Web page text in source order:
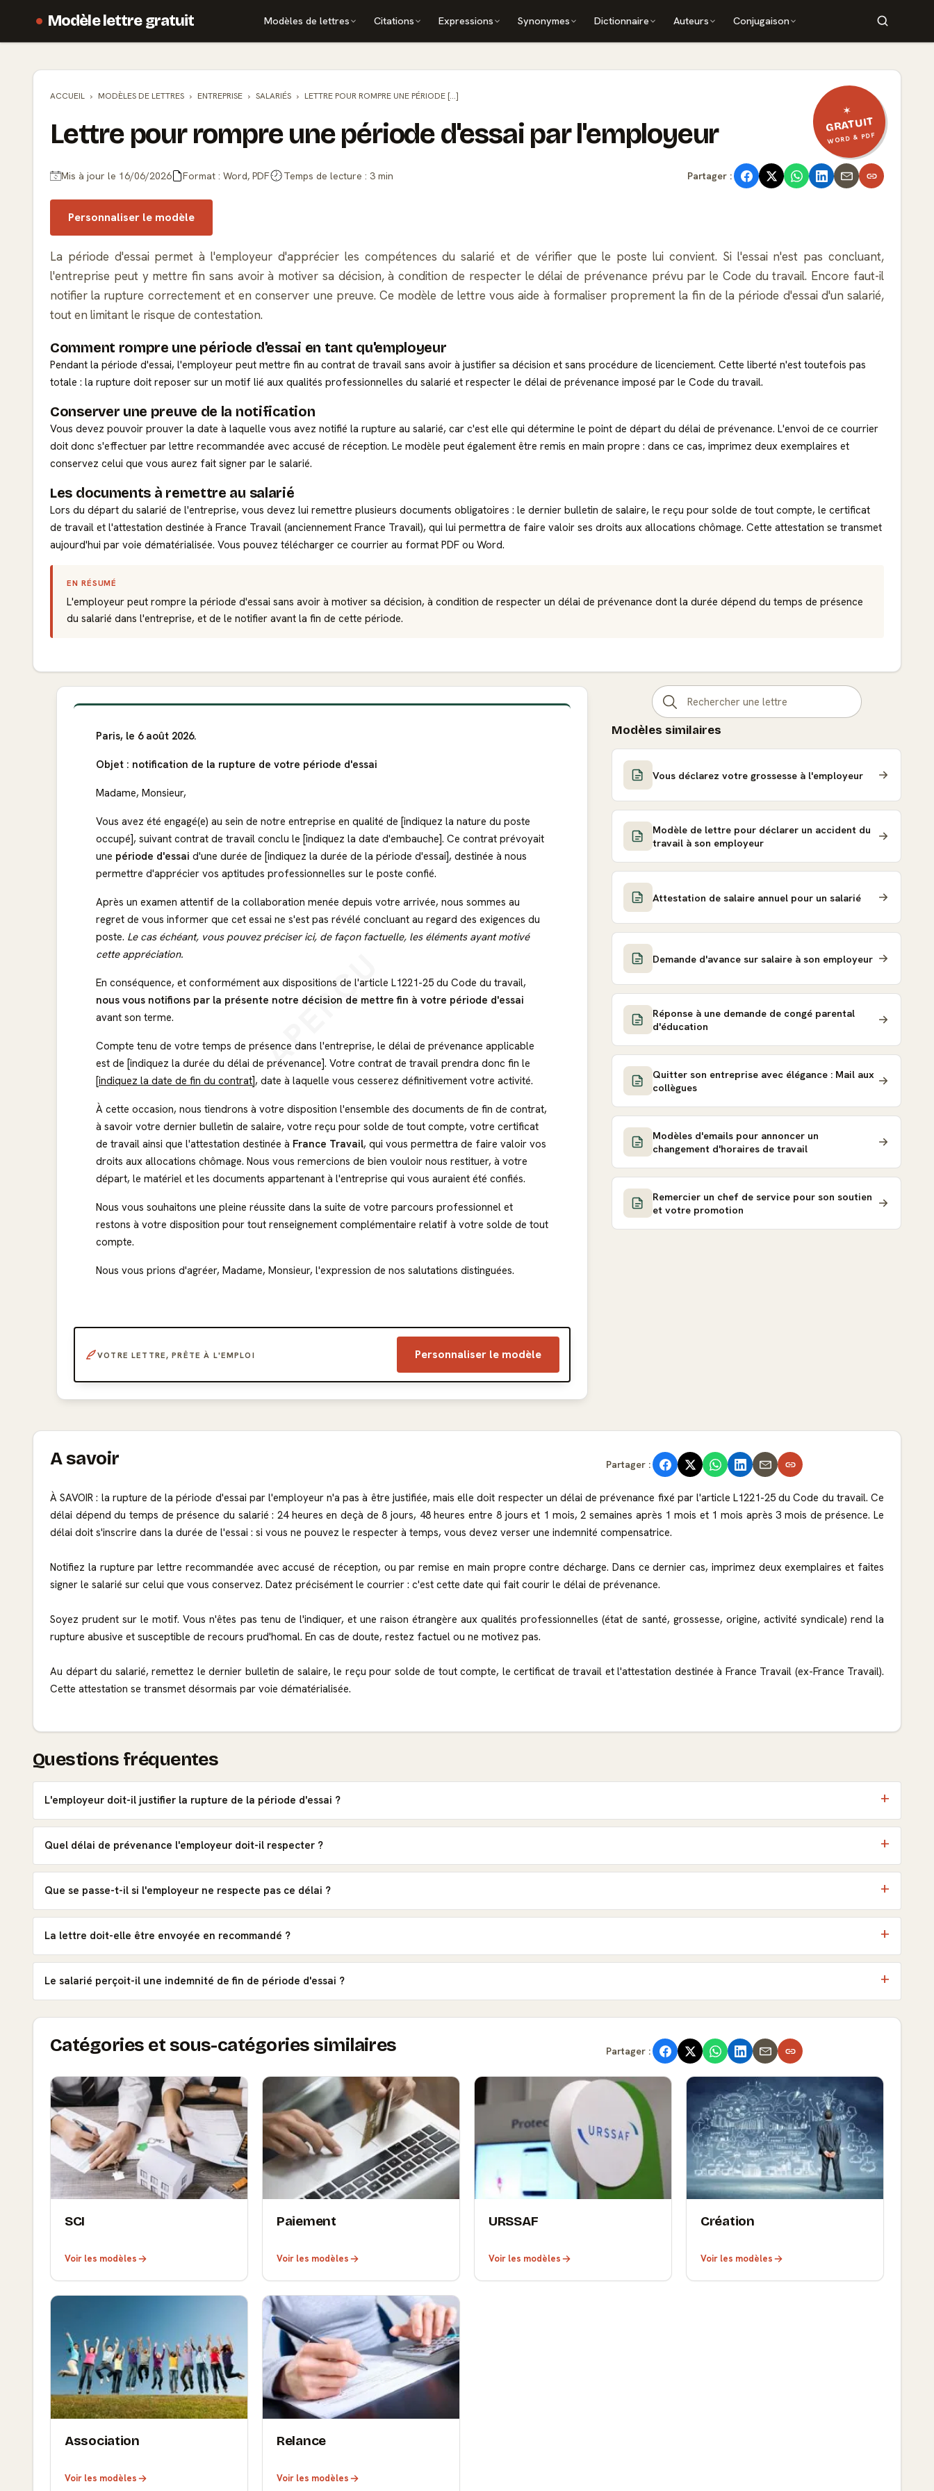
Modèle lettre gratuit Modèles de lettres Citations Expressions Synonymes Dictionnaire Auteurs Conjugaison
✶
GRATUIT
WORD & PDF
ACCUEIL MODÈLES DE LETTRES ENTREPRISE SALARIÉS LETTRE POUR ROMPRE UNE PÉRIODE [...]
Lettre pour rompre une période d'essai par l'employeur
Mis à jour le 16/06/2026 Format : Word, PDF Temps de lecture : 3 min Partager :
Personnaliser le modèle
La période d'essai permet à l'employeur d'apprécier les compétences du salarié et de vérifier que le poste lui convient. Si l'essai n'est pas concluant,
l'entreprise peut y mettre fin sans avoir à motiver sa décision, à condition de respecter le délai de prévenance prévu par le Code du travail. Encore faut-il
notifier la rupture correctement et en conserver une preuve. Ce modèle de lettre vous aide à formaliser proprement la fin de la période d'essai d'un salarié,
tout en limitant le risque de contestation.
Comment rompre une période d'essai en tant qu'employeur
Pendant la période d'essai, l'employeur peut mettre fin au contrat de travail sans avoir à justifier sa décision et sans procédure de licenciement. Cette liberté n'est toutefois pas
totale : la rupture doit reposer sur un motif lié aux qualités professionnelles du salarié et respecter le délai de prévenance imposé par le Code du travail.
Conserver une preuve de la notification
Vous devez pouvoir prouver la date à laquelle vous avez notifié la rupture au salarié, car c'est elle qui détermine le point de départ du délai de prévenance. L'envoi de ce courrier
doit donc s'effectuer par lettre recommandée avec accusé de réception. Le modèle peut également être remis en main propre : dans ce cas, imprimez deux exemplaires et
conservez celui que vous aurez fait signer par le salarié.
Les documents à remettre au salarié
Lors du départ du salarié de l'entreprise, vous devez lui remettre plusieurs documents obligatoires : le dernier bulletin de salaire, le reçu pour solde de tout compte, le certificat
de travail et l'attestation destinée à France Travail (anciennement France Travail), qui lui permettra de faire valoir ses droits aux allocations chômage. Cette attestation se transmet
aujourd'hui par voie dématérialisée. Vous pouvez télécharger ce courrier au format PDF ou Word.
EN RÉSUMÉ
L'employeur peut rompre la période d'essai sans avoir à motiver sa décision, à condition de respecter un délai de prévenance dont la durée dépend du temps de présence
du salarié dans l'entreprise, et de le notifier avant la fin de cette période.
APERÇU
Paris, le 6 août 2026.
Objet : notification de la rupture de votre période d'essai
Madame, Monsieur,
Vous avez été engagé(e) au sein de notre entreprise en qualité de [indiquez la nature du poste
occupé], suivant contrat de travail conclu le [indiquez la date d'embauche]. Ce contrat prévoyait
une période d'essai d'une durée de [indiquez la durée de la période d'essai], destinée à nous
permettre d'apprécier vos aptitudes professionnelles sur le poste confié.
Après un examen attentif de la collaboration menée depuis votre arrivée, nous sommes au
regret de vous informer que cet essai ne s'est pas révélé concluant au regard des exigences du
poste. Le cas échéant, vous pouvez préciser ici, de façon factuelle, les éléments ayant motivé
cette appréciation.
En conséquence, et conformément aux dispositions de l'article L1221-25 du Code du travail,
nous vous notifions par la présente notre décision de mettre fin à votre période d'essai
avant son terme.
Compte tenu de votre temps de présence dans l'entreprise, le délai de prévenance applicable
est de [indiquez la durée du délai de prévenance]. Votre contrat de travail prendra donc fin le
[indiquez la date de fin du contrat], date à laquelle vous cesserez définitivement votre activité.
À cette occasion, nous tiendrons à votre disposition l'ensemble des documents de fin de contrat,
à savoir votre dernier bulletin de salaire, votre reçu pour solde de tout compte, votre certificat
de travail ainsi que l'attestation destinée à France Travail, qui vous permettra de faire valoir vos
droits aux allocations chômage. Nous vous remercions de bien vouloir nous restituer, à votre
départ, le matériel et les documents appartenant à l'entreprise qui vous auraient été confiés.
Nous vous souhaitons une pleine réussite dans la suite de votre parcours professionnel et
restons à votre disposition pour tout renseignement complémentaire relatif à votre solde de tout
compte.
Nous vous prions d'agréer, Madame, Monsieur, l'expression de nos salutations distinguées.
VOTRE LETTRE, PRÊTE À L'EMPLOI Personnaliser le modèle
Modèles similaires
Vous déclarez votre grossesse à l'employeur
Modèle de lettre pour déclarer un accident du
travail à son employeur
Attestation de salaire annuel pour un salarié
Demande d'avance sur salaire à son employeur
Réponse à une demande de congé parental
d'éducation
Quitter son entreprise avec élégance : Mail aux
collègues
Modèles d'emails pour annoncer un
changement d'horaires de travail
Remercier un chef de service pour son soutien
et votre promotion
A savoir Partager :
À SAVOIR : la rupture de la période d'essai par l'employeur n'a pas à être justifiée, mais elle doit respecter un délai de prévenance fixé par l'article L1221-25 du Code du travail. Ce
délai dépend du temps de présence du salarié : 24 heures en deçà de 8 jours, 48 heures entre 8 jours et 1 mois, 2 semaines après 1 mois et 1 mois après 3 mois de présence. Le
délai doit s'inscrire dans la durée de l'essai : si vous ne pouvez le respecter à temps, vous devez verser une indemnité compensatrice.
Notifiez la rupture par lettre recommandée avec accusé de réception, ou par remise en main propre contre décharge. Dans ce dernier cas, imprimez deux exemplaires et faites
signer le salarié sur celui que vous conservez. Datez précisément le courrier : c'est cette date qui fait courir le délai de prévenance.
Soyez prudent sur le motif. Vous n'êtes pas tenu de l'indiquer, et une raison étrangère aux qualités professionnelles (état de santé, grossesse, origine, activité syndicale) rend la
rupture abusive et susceptible de recours prud'homal. En cas de doute, restez factuel ou ne motivez pas.
Au départ du salarié, remettez le dernier bulletin de salaire, le reçu pour solde de tout compte, le certificat de travail et l'attestation destinée à France Travail (ex-France Travail).
Cette attestation se transmet désormais par voie dématérialisée.
Questions fréquentes
L'employeur doit-il justifier la rupture de la période d'essai ?
Quel délai de prévenance l'employeur doit-il respecter ?
Que se passe-t-il si l'employeur ne respecte pas ce délai ?
La lettre doit-elle être envoyée en recommandé ?
Le salarié perçoit-il une indemnité de fin de période d'essai ?
Catégories et sous-catégories similaires Partager :
SCI
Voir les modèles
Paiement
Voir les modèles
URSSAF
Voir les modèles
Création
Voir les modèles
Association
Voir les modèles
Relance
Voir les modèles